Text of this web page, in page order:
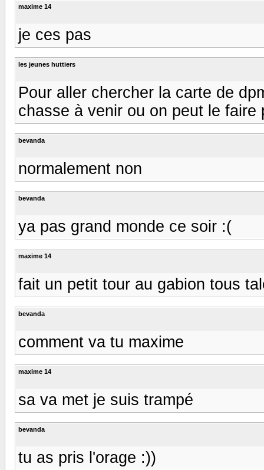
maxime 14
je ces pas
les jeunes huttiers
Pour aller chercher la carte de
chasse à venir ou on peut le faire
bevanda
normalement non
bevanda
ya pas grand monde ce soir :(
maxime 14
fait un petit tour au gabion tous
bevanda
comment va tu maxime
maxime 14
sa va met je suis trampé
bevanda
tu as pris l'orage :))